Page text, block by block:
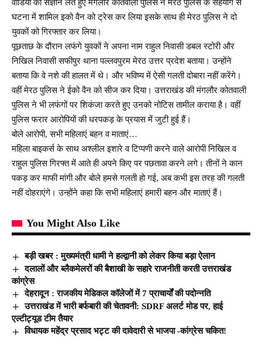
वीडियो का संज्ञान लेते हुए मंगलौर कोतवाली पुलिस ने मेरठ पुलिस के सहयोग से
घटना में शामिल इको वैन को ट्रेस कर लिया इसके साथ ही मेरठ पुलिस ने दो
युवकों को गिरफ्तार कर लिया।
पूछताछ के दौरान लफंगे युवकों ने अपना नाम राहुल निवासी डबल स्टोरी और
निखिल निवासी सफीपुर थाना पल्लवपुरम मेरठ उत्तर प्रदेश बताया। उन्होंने
बताया कि वे नशे की हालत में थे। और भविष्य में ऐसी गलती दोबारा नहीं करेंगे।
वहीं मेरठ पुलिस ने ईको वैन को सीज कर दिया। उत्तराखंड की मंगलौर कोतवाली
पुलिस ने भी लफंगों पर शिकंजा करते हुए उनको नोटिस तामील कराया है। वहीं
पुलिस फरार आरोपियों की धरपकड़ के प्रयास में जुटी हुई हैं।
बोले आरोपी, सभी महिलाएं बहन व माताएं…
महिला बाइकर्स के साथ अश्लील इशारे व टिप्पणी करने वाले आरोपी निखिल व
राहुल पुलिस गिरफ्त में आते ही अपने किए पर पछतावा करने लगे। तीनों ने कान
पकड़ कर माफी मांगी और बोले हमसे गलती हो गई, अब कभी इस तरह की गलती
नहीं दोहराएंगे। उन्होंने कहा कि सभी महिलाएं हमारी बहन और माताएं हैं।
You Might Also Like
बड़ी खबर : मुख्यमंत्री धामी ने हल्द्वानी को लेकर किया बड़ा ऐलान
दलालों और ब्लैकमेलरों की बैशाखी के सहारे राजनीती करती उत्तराखंड
कांग्रेस
देहरादून : राजकीय मेडिकल कॉलेजों में 7 प्राचार्यों की पदोन्नति
उत्तराखंड में भारी बर्फबारी की चेतावनी: SDRF अलर्ट मोड पर, हाई
एल्टीट्यूड टीम तैयार
विधायक महेंद्र प्रसाद भट्ट की दावेदारी से भाजपा -कांग्रेस चकित!